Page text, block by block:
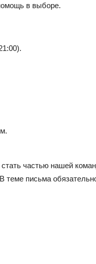
в выборе.
частью нашей
теме письма